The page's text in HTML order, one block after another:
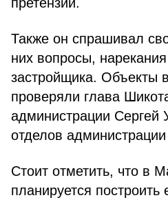
Также он спрашивал
них вопросы,
застройщика. Объекты
проверяли глава
администрации Сергей
отделов администрации
Стоит отметить, что в
планируется